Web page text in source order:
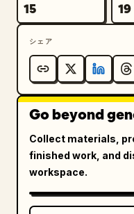
15 19
シェア
Go beyond
Collect materials,
finished work, and
workspace.